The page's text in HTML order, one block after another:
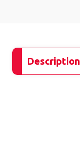
Description